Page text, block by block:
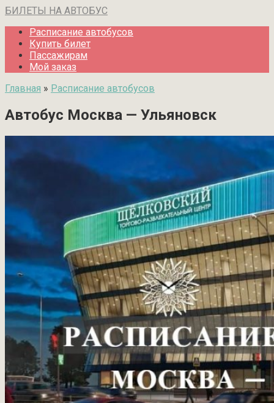
Перейти
контенту
БИЛЕТЫ НА АВТОБУС
Расписание автобусов
Купить билет
Пассажирам
Мой заказ
Главная » Расписание автобусов
Автобус Москва — Ульяновск